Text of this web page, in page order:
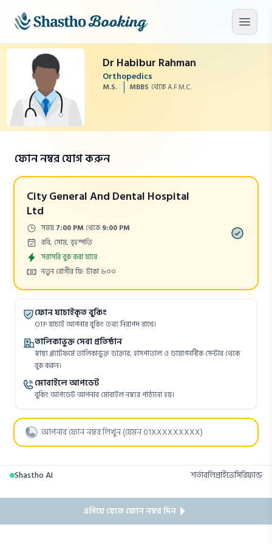
মেনু
Dr Habibur Rahman
Orthopedics
M.S. MBBS থেকে A.F.M.C.
ফোন নম্বর যোগ করুন
City General And Dental Hospital
Ltd
Time:সময়7:00 PM থেকে9:00 PM
Days:রবি, সোম, বৃহস্পতি
Appointment
সরাসরি বুক করা যাবে
Cost:নতুন রোগীর ফি: টাকা ৬০০
ফোন যাচাইকৃত বুকিং
OTP যাচাই আপনার বুকিং তথ্য নিরাপদ রাখে।
তালিকাভুক্ত সেবা প্রতিষ্ঠান
স্বাস্থ্য প্ল্যাটফর্মে তালিকাভুক্ত ডাক্তার, হাসপাতাল ও ডায়াগনস্টিক সেন্টার থেকে
বুক করুন।
মোবাইলে আপডেট
বুকিং আপডেট আপনার মোবাইল নম্বরে পাঠানো হয়।
এগিয়ে যেতে ফোন নম্বর দিন
Shastho AI শর্তাবলিপ্রাইভেসিরিফান্ড